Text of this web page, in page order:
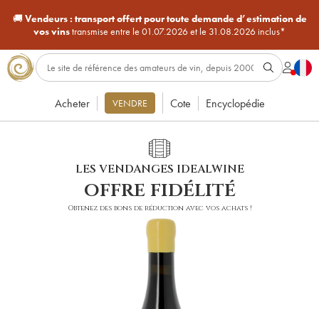
🚚Vendeurs : transport offert pour toute demande d’estimation de
vos vinstransmise entre le 01.07.2026 et le 31.08.2026 inclus*
Acheter VENDRE Cote Encyclopédie
LES VENDANGES IDEALWINE
offre fidélité
Obtenez des bons de réduction avec vos achats !